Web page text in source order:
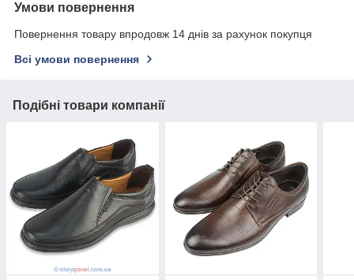
Умови повернення
Повернення товару впродовж 14 днів за рахунок покупця
Всі умови повернення
Подібні товари компанії